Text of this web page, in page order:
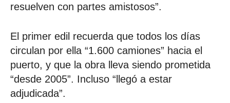
resuelven con partes amistosos”.
El primer edil recuerda que todos los días
circulan por ella “1.600 camiones” hacia el
puerto, y que la obra lleva siendo prometida
“desde 2005”. Incluso “llegó a estar
adjudicada”.